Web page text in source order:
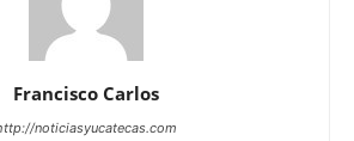
Francisco Carlos
noticiasyucatecas.com